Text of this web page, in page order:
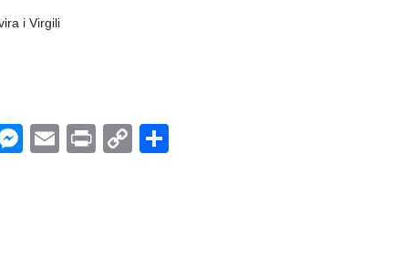
i Virgili
Messenger
EmailPrintCopy